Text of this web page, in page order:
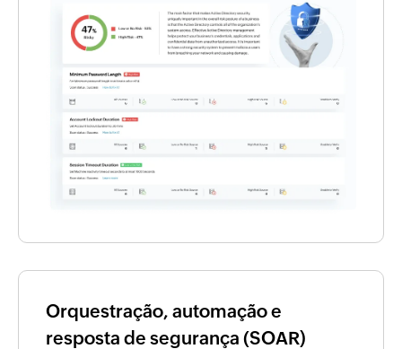
Orquestração, automação e
resposta de segurança (SOAR)